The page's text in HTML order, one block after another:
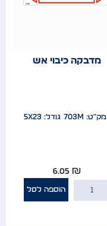
מדבקה כיבוי אש
מק"ט: 703m גודל: 5x23
6.05₪
הוספה לסל